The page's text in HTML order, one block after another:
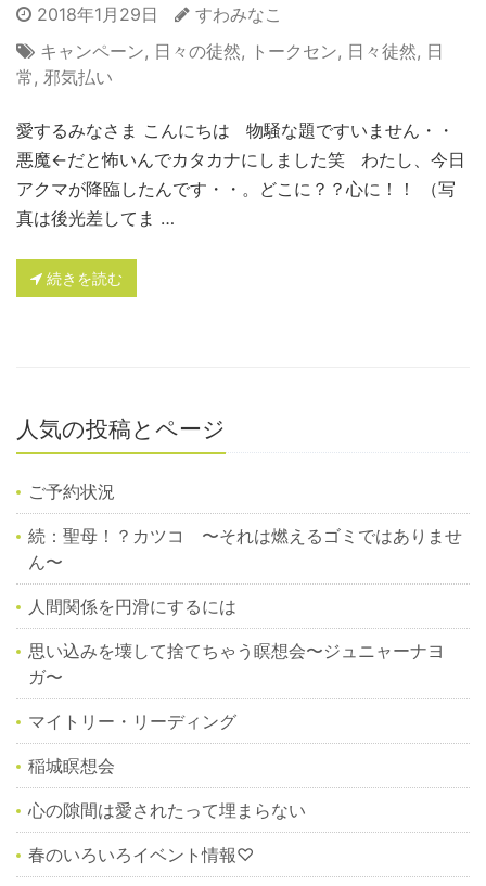
2018年1月29日
すわみなこ
キャンペーン, 日々の徒然, トークセン, 日々徒然, 日
常 , 邪気払い
愛するみなさま こんにちは 物騒な題ですいません・・
悪魔←だと怖いんでカタカナにしました笑 わたし、今日
アクマが降臨したんです・・。どこに？？心に！！ （写
真は後光差してま …
続きを読む
人気の投稿とページ
ご予約状況
続：聖母！？カツコ 〜それは燃えるゴミではありませ
ん〜
人間関係を円滑にするには
思い込みを壊して捨てちゃう瞑想会〜ジュニャーナヨ
ガ〜
マイトリー・リーディング
稲城瞑想会
心の隙間は愛されたって埋まらない
春のいろいろイベント情報♡